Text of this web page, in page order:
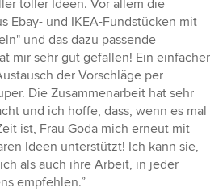
toller Ideen. Vor allem die
Ebay- und IKEA-Fundstücken mit
und das dazu passende
mir sehr gut gefallen! Ein einfacher
der Vorschläge per
Die Zusammenarbeit hat sehr
und ich hoffe, dass, wenn es mal
ist, Frau Goda mich erneut mit
Ideen unterstützt! Ich kann sie,
als auch ihre Arbeit, in jeder
empfehlen.”